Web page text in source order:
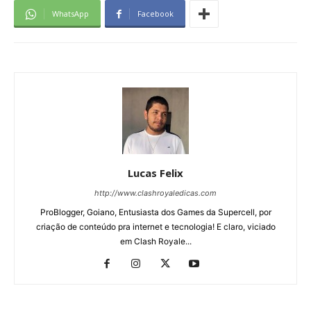
WhatsApp Facebook
Lucas Felix
http://www.clashroyaledicas.com
ProBlogger, Goiano, Entusiasta dos Games da Supercell, por
criação de conteúdo pra internet e tecnologia! E claro, viciado
em Clash Royale...